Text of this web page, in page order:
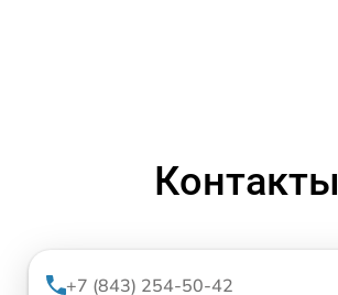
Контакты
+7 (843) 254-50-42